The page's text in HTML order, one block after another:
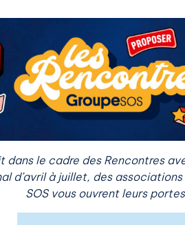
dans le cadre des Rencontres
d’avril à juillet, des
SOS vous ouvrent leurs